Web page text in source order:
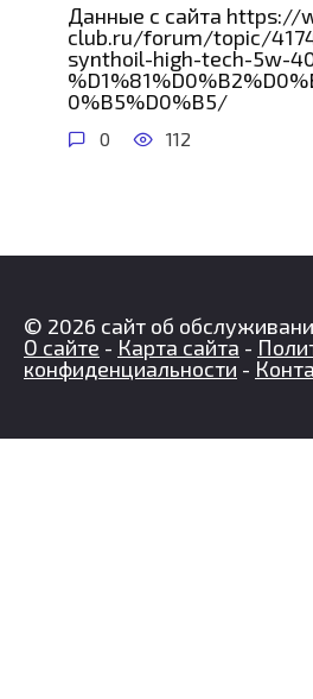
Данные с сайта https://
club.ru/forum/topic/
synthoil-high-tech-5w-
0%B5%D0%B5/
0 112
© 2026 сайт об
О сайте - Карта сайта -
конфиденциальности -